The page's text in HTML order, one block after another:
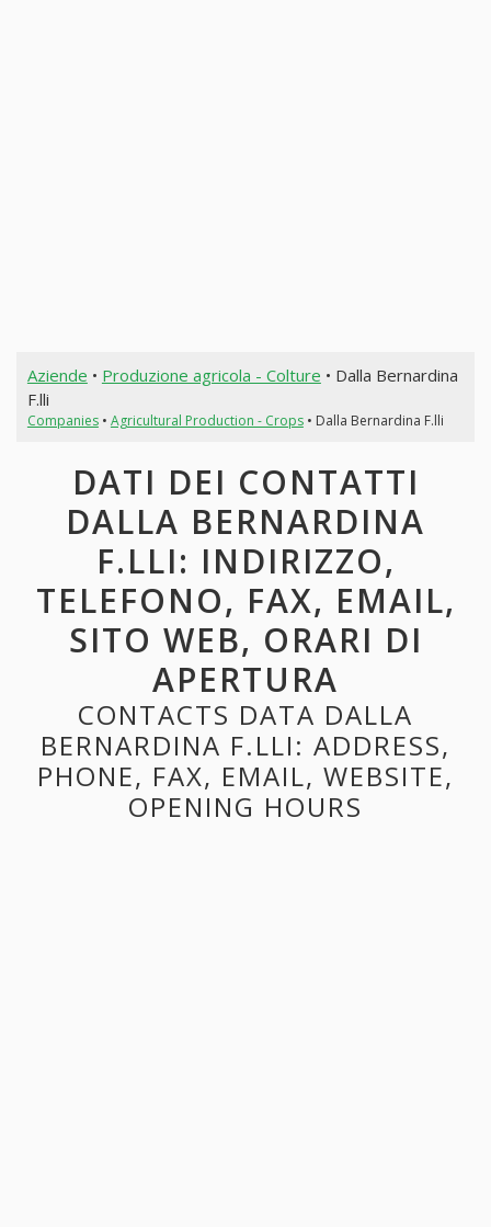
Aziende • Produzione agricola - Colture • Dalla Bernardina
F.lli
Companies• Agricultural Production - Crops• Dalla Bernardina F.lli
DATI DEI CONTATTI
DALLA BERNARDINA
F.LLI: INDIRIZZO,
TELEFONO, FAX, EMAIL,
SITO WEB, ORARI DI
APERTURA
CONTACTS DATA DALLA
BERNARDINA F.LLI: ADDRESS,
PHONE, FAX, EMAIL, WEBSITE,
OPENING HOURS